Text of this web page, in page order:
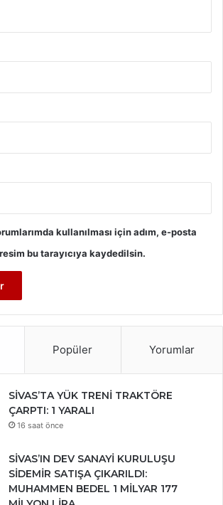
kullanılması için adım, e-posta
bu tarayıcıya kaydedilsin.
Popüler Yorumlar
SİVAS’TA YÜK TRENİ TRAKTÖRE
ÇARPTI: 1 YARALI
16 saat önce
SİVAS’IN DEV SANAYİ KURULUŞU
SİDEMİR SATIŞA ÇIKARILDI:
MUHAMMEN BEDEL 1 MİLYAR 177